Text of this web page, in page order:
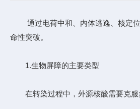
通过电荷中和、内体逃逸、核定位
命性突破。
1.生物屏障的主要类型
在转染过程中，外源核酸需要克服